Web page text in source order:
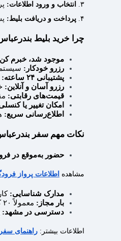
۳.
انتخاب و ورود اطلاعات:
۴. پرداخت و دریافت بلیط:
چرا خرید بلیط
موجود شد، خبرم
رزرو خودکار:
پشتیبانی ۲۴ ساعته:
رزرو آسان و آنلاین:
قیمت‌های رقابتی:
امکان تغییر یا
اطلاع‌رسانی سریع:
نکات مهم سفر
حضور به‌موقع در
مشاهده اطلاعات پرواز
مدارک شناسایی:
بار مجاز: معمولاً ۲۰ کیلوگرم بار اصلی و ۵ تا ۷ کیلوگرم بار دستی مجاز است؛ اما ممکن است براساس ایرلاین متفاوت باشد.
دسترسی در مشهد:
اطلاعات بیشتر: راهنمای